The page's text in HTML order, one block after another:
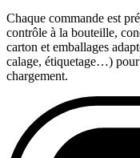
Chaque commande est
contrôle à la bouteille,
carton et emballages
calage, étiquetage…)
chargement.